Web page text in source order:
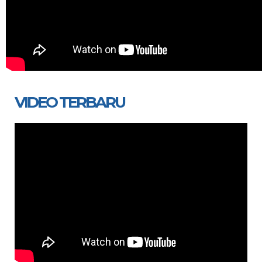
VIDEO TERBARU